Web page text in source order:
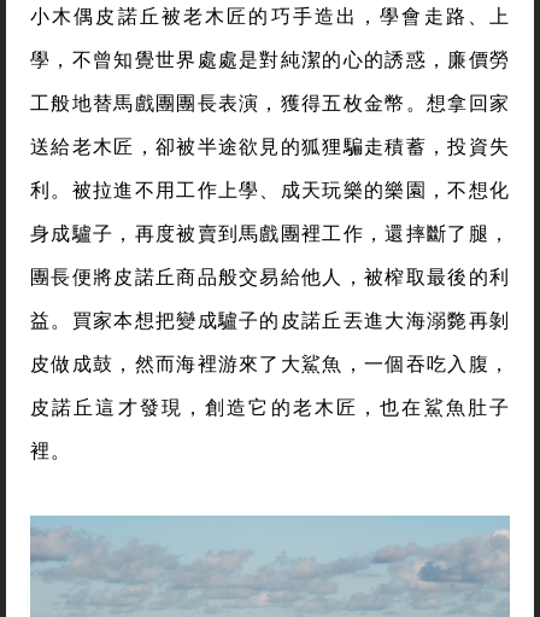
小木偶皮諾丘被老木匠的巧手造出，學會走路、上
學，不曾知覺世界處處是對純潔的心的誘惑，廉價勞
工般地替馬戲團團長表演，獲得五枚金幣。想拿回家
送給老木匠，卻被半途欲見的狐狸騙走積蓄，投資失
利。被拉進不用工作上學、成天玩樂的樂園，不想化
身成驢子，再度被賣到馬戲團裡工作，還摔斷了腿，
團長便將皮諾丘商品般交易給他人，被榨取最後的利
益。買家本想把變成驢子的皮諾丘丟進大海溺斃再剝
皮做成鼓，然而海裡游來了大鯊魚，一個吞吃入腹，
皮諾丘這才發現，創造它的老木匠，也在鯊魚肚子
裡。